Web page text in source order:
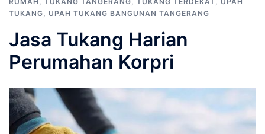
TUKANG, UPAH TUKANG BANGUNAN TANGERANG
Jasa Tukang Harian
Perumahan Korpri